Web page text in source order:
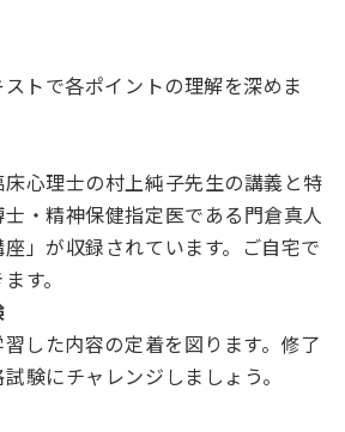
トで各ポイントの理解を深めま
心理士の村上純子先生の講義と特
・精神保健指定医である門倉真人
」が収録されています。ご自宅で
す。
した内容の定着を図ります。修了
験にチャレンジしましょう。